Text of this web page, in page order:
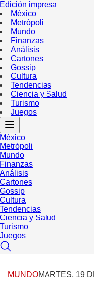
Edición impresa
México
Metrópoli
Mundo
Finanzas
Análisis
Cartones
Gossip
Cultura
Tendencias
Ciencia y Salud
Turismo
Juegos
México
Metrópoli
Mundo
Finanzas
Análisis
Cartones
Gossip
Cultura
Tendencias
Ciencia y Salud
Turismo
Juegos
MUNDOMARTES, 19